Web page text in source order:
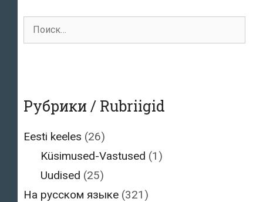
Поиск
для:
Рубрики / Rubriigid
Eesti keeles (26)
Küsimused-Vastused (1)
Uudised (25)
На русском языке (321)